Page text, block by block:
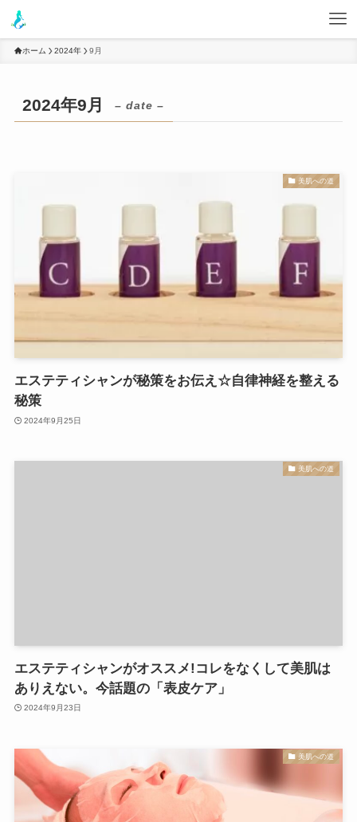
ホーム 2024年 9月
2024年9月 – date –
美肌への道
エステティシャンが秘策をお伝え☆自律神経を整える
秘策
2024年9月25日
美肌への道
エステティシャンがオススメ!コレをなくして美肌は
ありえない。今話題の「表皮ケア」
2024年9月23日
美肌への道